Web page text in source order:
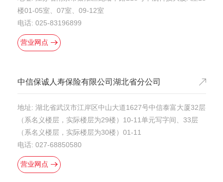
楼01-05室、07室、09-12室
电话: 025-83196899
营业网点
中信保诚人寿保险有限公司湖北省分公司
地址: 湖北省武汉市江岸区中山大道1627号中信泰富大厦32层
（系名义楼层，实际楼层为29楼）10-11单元写字间、33层
（系名义楼层，实际楼层为30楼）01-11
电话: 027-68850580
营业网点